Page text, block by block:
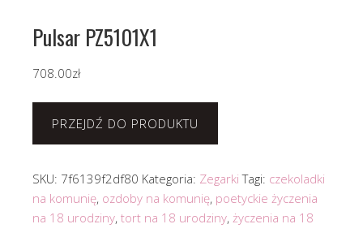
Pulsar PZ5101X1
708.00zł
PRZEJDŹ DO PRODUKTU
SKU: 7f6139f2df80 Kategoria: Zegarki Tagi: czekoladki
na komunię, ozdoby na komunię, poetyckie życzenia
na 18 urodziny, tort na 18 urodziny, życzenia na 18